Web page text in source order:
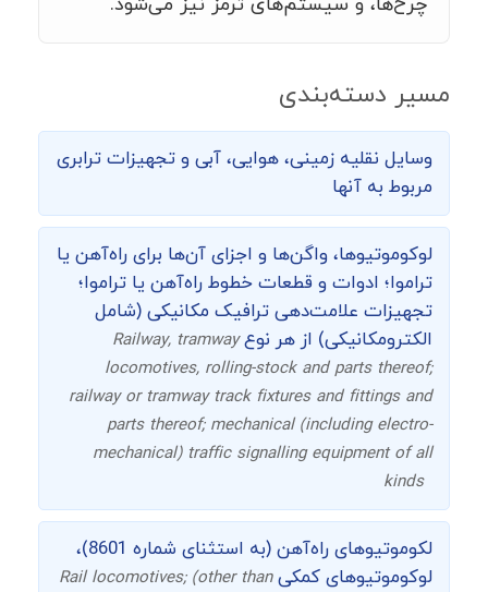
مسیر دسته‌بندی
وسایل نقلیه زمینی، هوایی، آبی و تجهیزات ترابری
مربوط به آنها
لوکوموتیوها، واگن‌ها و اجزای آن‌ها برای راه‌آهن یا
تراموا؛ ادوات و قطعات خطوط راه‌آهن یا تراموا؛
تجهیزات علامت‌دهی ترافیک مکانیکی (شامل
الکترومکانیکی) از هر نوعRailway, tramway
locomotives, rolling-stock and parts thereof;
railway or tramway track fixtures and fittings and
parts thereof; mechanical (including electro-
mechanical) traffic signalling equipment of all
kinds
لکوموتیوهای راه‌آهن (به استثنای شماره 8601)،
لوکوموتیوهای کمکیRail locomotives; (other than